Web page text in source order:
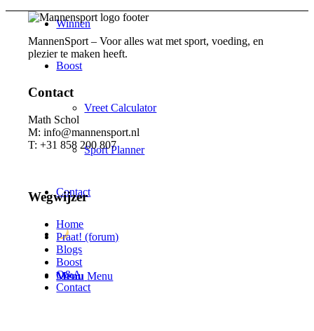
Winnen
Boost
Vreet Calculator
Sport Planner
Contact
Menu Menu
MannenSport – Voor alles wat met sport, voeding, en
plezier te maken heeft.
Contact
Math Schol
M: info@mannensport.nl
T: +31 858 200 807
Wegwijzer
Home
Praat! (forum)
Blogs
Boost
Q&A
Contact